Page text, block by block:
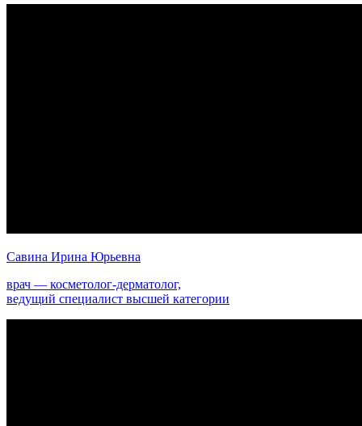
Савина Ирина Юрьевна
врач — косметолог-дерматолог,
ведущий специалист высшей категории